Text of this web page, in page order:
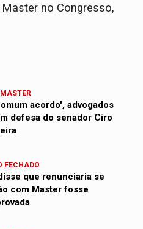
no Congresso,
acordo', advogados
defesa do senador Ciro
FECHADO
que renunciaria se
com Master fosse